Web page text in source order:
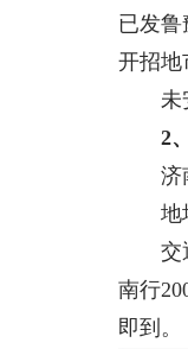
已发
开招地
未安
2
济南
地址
交通
南行
即到。